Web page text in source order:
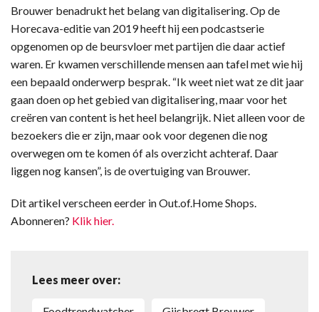
Brouwer benadrukt het belang van digitalisering. Op de
Horecava-editie van 2019 heeft hij een podcastserie
opgenomen op de beursvloer met partijen die daar actief
waren. Er kwamen verschillende mensen aan tafel met wie hij
een bepaald onderwerp besprak. “Ik weet niet wat ze dit jaar
gaan doen op het gebied van digitalisering, maar voor het
creëren van content is het heel belangrijk. Niet alleen voor de
bezoekers die er zijn, maar ook voor degenen die nog
overwegen om te komen óf als overzicht achteraf. Daar
liggen nog kansen”, is de overtuiging van Brouwer.
Dit artikel verscheen eerder in Out.of.Home Shops.
Abonneren? Klik hier.
Lees meer over: